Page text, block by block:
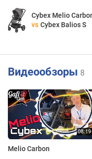
Cybex Melio
vs Cybex Balios S
Видеообзоры 8
Melio Carbon